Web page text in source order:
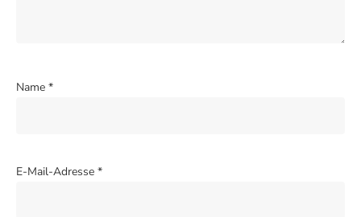
Name *
E-Mail-Adresse *